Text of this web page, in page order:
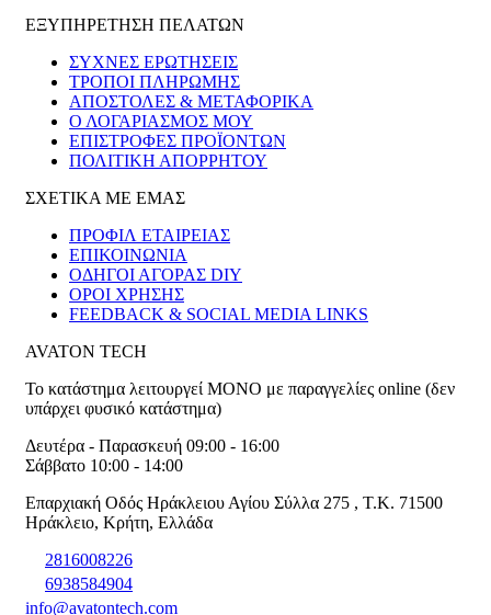
ΕΞΥΠΗΡΕΤΗΣΗ ΠΕΛΑΤΩΝ
ΣΥΧΝΕΣ ΕΡΩΤΗΣΕΙΣ
ΤΡΟΠΟΙ ΠΛΗΡΩΜΗΣ
ΑΠΟΣΤΟΛΕΣ & ΜΕΤΑΦΟΡΙΚΑ
Ο ΛΟΓΑΡΙΑΣΜΟΣ ΜΟΥ
ΕΠΙΣΤΡΟΦΕΣ ΠΡΟΪΟΝΤΩΝ
ΠΟΛΙΤΙΚΗ ΑΠΟΡΡΗΤΟΥ
ΣΧΕΤΙΚΑ ΜΕ ΕΜΑΣ
ΠΡΟΦΙΛ ΕΤΑΙΡΕΙΑΣ
ΕΠΙΚΟΙΝΩΝΙΑ
ΟΔΗΓΟΙ ΑΓΟΡΑΣ DIY
ΟΡΟΙ ΧΡΗΣΗΣ
FEEDBACK & SOCIAL MEDIA LINKS
AVATON TECH
Το κατάστημα λειτουργεί ΜΟΝΟ με παραγγελίες online (δεν
υπάρχει φυσικό κατάστημα)
Δευτέρα - Παρασκευή 09:00 - 16:00
Σάββατο 10:00 - 14:00
Επαρχιακή Οδός Ηράκλειου Αγίου Σύλλα 275 , T.K. 71500
Ηράκλειο, Κρήτη, Ελλάδα
2816008226
6938584904
info@avatontech.com